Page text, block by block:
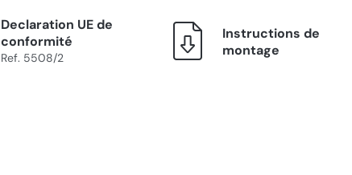
Declaration UE de
conformité
Ref. 5508/2
Instructions de
montage